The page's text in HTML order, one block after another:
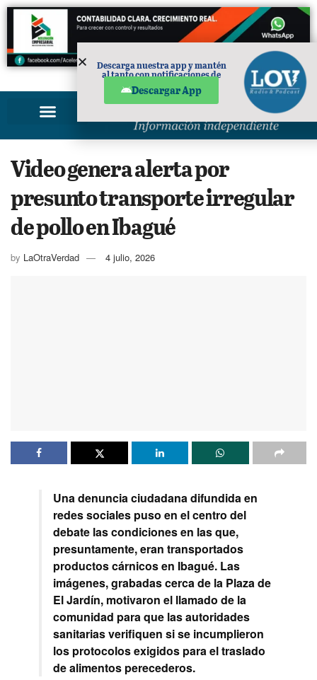
PUBLICIDAD
Video genera alerta por
presunto transporte irregular
de pollo en Ibagué
by LaOtraVerdad 4 julio, 2026
Una denuncia ciudadana difundida en
redes sociales puso en el centro del
debate las condiciones en las que,
presuntamente, eran transportados
productos cárnicos en Ibagué. Las
imágenes, grabadas cerca de la Plaza de
El Jardín, motivaron el llamado de la
comunidad para que las autoridades
sanitarias verifiquen si se incumplieron
los protocolos exigidos para el traslado
de alimentos perecederos.
Descarga nuestra app y mantén
al tanto con notificaciones de
Descargar App